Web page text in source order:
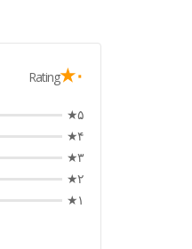
۰★ Rating
۵★
۴★
۳★
۲★
۱★